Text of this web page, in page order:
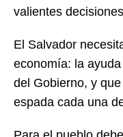
valientes
El Salvador
economía: la
del Gobierno, y
espada cada una